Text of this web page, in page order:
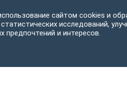
сайтом cookies и
исследований,
предпочтений и интересов.